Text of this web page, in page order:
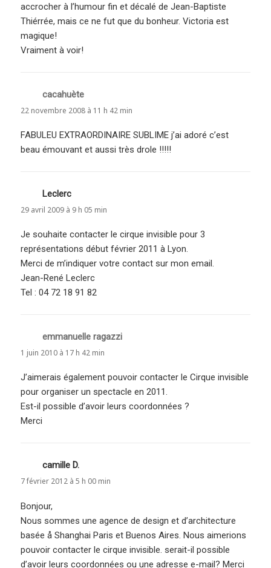
accrocher à l’humour fin et décalé de Jean-Baptiste
Thiérrée, mais ce ne fut que du bonheur. Victoria est
magique!
Vraiment à voir!
cacahuète
22 novembre 2008 à 11 h 42 min
FABULEU EXTRAORDINAIRE SUBLIME j’ai adoré c’est
beau émouvant et aussi très drole !!!!!
Leclerc
29 avril 2009 à 9 h 05 min
Je souhaite contacter le cirque invisible pour 3
représentations début février 2011 à Lyon.
Merci de m’indiquer votre contact sur mon email.
Jean-René Leclerc
Tel : 04 72 18 91 82
emmanuelle ragazzi
1 juin 2010 à 17 h 42 min
J’aimerais également pouvoir contacter le Cirque invisible
pour organiser un spectacle en 2011.
Est-il possible d’avoir leurs coordonnées ?
Merci
camille D.
7 février 2012 à 5 h 00 min
Bonjour,
Nous sommes une agence de design et d’architecture
basée å Shanghai Paris et Buenos Aires. Nous aimerions
pouvoir contacter le cirque invisible. serait-il possible
d’avoir leurs coordonnées ou une adresse e-mail? Merci